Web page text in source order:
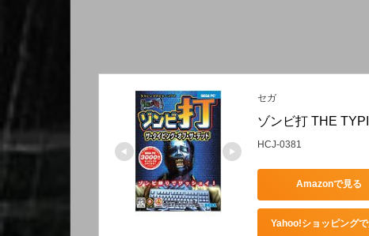
セガ
ゾンビ打 THE
HCJ-0381
Amazonで見る
Yahoo!ショッピング